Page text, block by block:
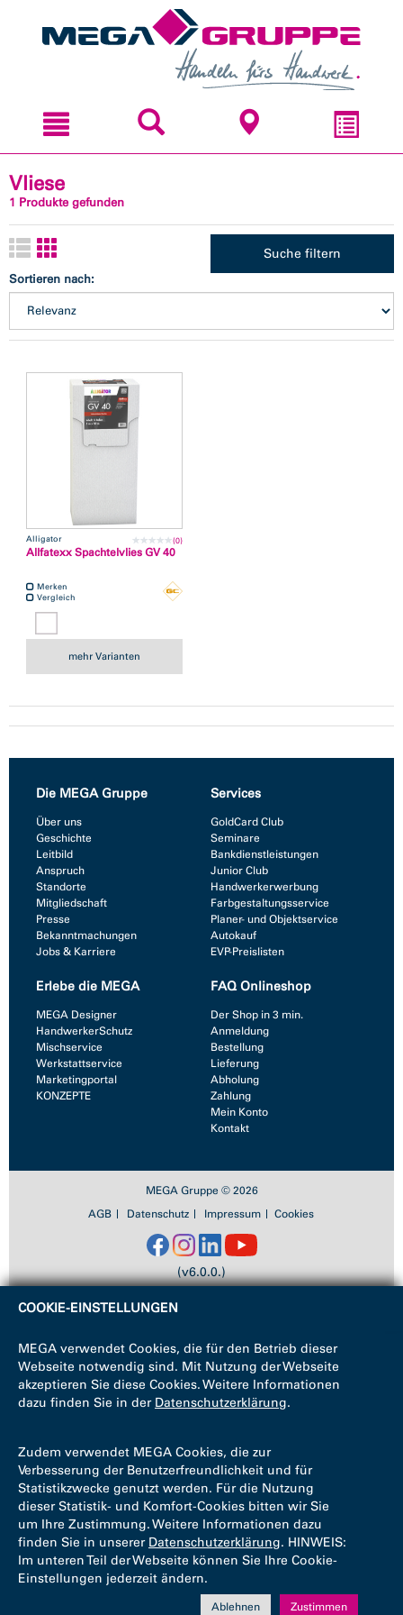
Vliese
1 Produkte gefunden
Suche filtern
Sortieren nach:
Alligator (0)
Allfatexx Spachtelvlies GV 40
Merken
Vergleich
mehr Varianten
Die MEGA Gruppe
Über uns
Geschichte
Leitbild
Anspruch
Standorte
Mitgliedschaft
Presse
Bekanntmachungen
Jobs & Karriere
Services
GoldCard Club
Seminare
Bankdienstleistungen
Junior Club
Handwerkerwerbung
Farbgestaltungsservice
Planer- und Objektservice
Autokauf
EVP-Preislisten
Erlebe die MEGA
MEGA Designer
HandwerkerSchutz
Mischservice
Werkstattservice
Marketingportal
KONZEPTE
FAQ Onlineshop
Der Shop in 3 min.
Anmeldung
Bestellung
Lieferung
Abholung
Zahlung
Mein Konto
Kontakt
MEGA Gruppe © 2026
AGB
Datenschutz Impressum Cookies
(v6.0.0.)
COOKIE-EINSTELLUNGEN
MEGA verwendet Cookies, die für den Betrieb dieser
Webseite notwendig sind. Mit Nutzung der Webseite
akzeptieren Sie diese Cookies. Weitere Informationen
dazu finden Sie in der Datenschutzerklärung.
Zudem verwendet MEGA Cookies, die zur
Verbesserung der Benutzerfreundlichkeit und für
Statistikzwecke genutzt werden. Für die Nutzung
dieser Statistik- und Komfort-Cookies bitten wir Sie
um Ihre Zustimmung. Weitere Informationen dazu
finden Sie in unserer Datenschutzerklärung. HINWEIS:
Im unteren Teil der Webseite können Sie Ihre Cookie-
Einstellungen jederzeit ändern.
Zustimmen
Ablehnen